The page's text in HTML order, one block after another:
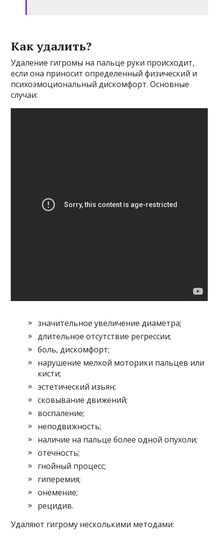
Как удалить?
Удаление гигромы на пальце руки происходит,
если она приносит определенный физический и
психоэмоциональный дискомфорт. Основные
случаи:
значительное увеличение диаметра;
длительное отсутствие регрессии;
боль, дискомфорт;
нарушение мелкой моторики пальцев или
кисти;
эстетический изъян;
сковывание движений;
воспаление;
неподвижность;
наличие на пальце более одной опухоли;
отечность;
гнойный процесс;
гиперемия;
онемение;
рецидив.
Удаляют гигрому несколькими методами: